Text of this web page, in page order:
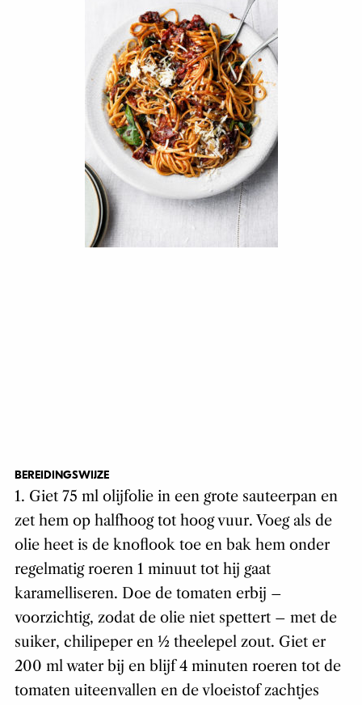
BEREIDINGSWIJZE
1. Giet 75 ml olijfolie in een grote sauteerpan en
zet hem op halfhoog tot hoog vuur. Voeg als de
olie heet is de knoflook toe en bak hem onder
regelmatig roeren 1 minuut tot hij gaat
karamelliseren. Doe de tomaten erbij –
voorzichtig, zodat de olie niet spettert – met de
suiker, chilipeper en ½ theelepel zout. Giet er
200 ml water bij en blijf 4 minuten roeren tot de
tomaten uiteenvallen en de vloeistof zachtjes